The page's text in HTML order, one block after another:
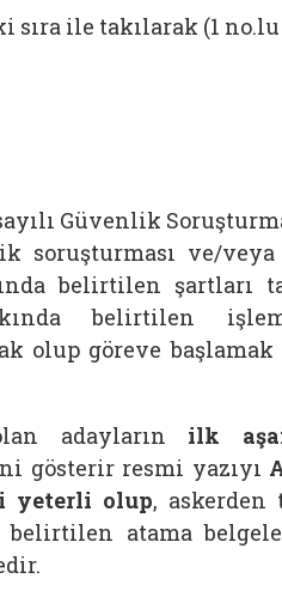
ile takılarak (1
Güvenlik
soruşturması ve/
belirtilen şartları
belirtilen
olup göreve başlamak
adayların ilk
gösterir resmi yazıyı
yeterli olup, askerden
belirtilen atama